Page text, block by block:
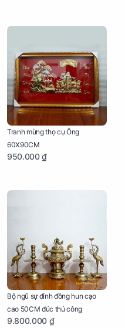
Tranh mừng thọ cụ Ông
60X90CM
950.000 ₫
Bộ ngũ sự đỉnh đồng hun cạo
cao 50CM đúc thủ công
9.800.000 ₫